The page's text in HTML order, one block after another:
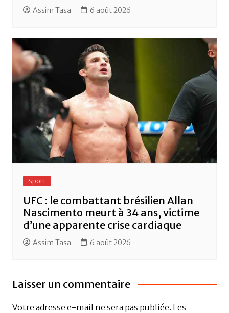
Assim Tasa 6 août 2026
Sport
UFC : le combattant brésilien Allan
Nascimento meurt à 34 ans, victime
d’une apparente crise cardiaque
Assim Tasa 6 août 2026
Laisser un commentaire
Votre adresse e-mail ne sera pas publiée. Les